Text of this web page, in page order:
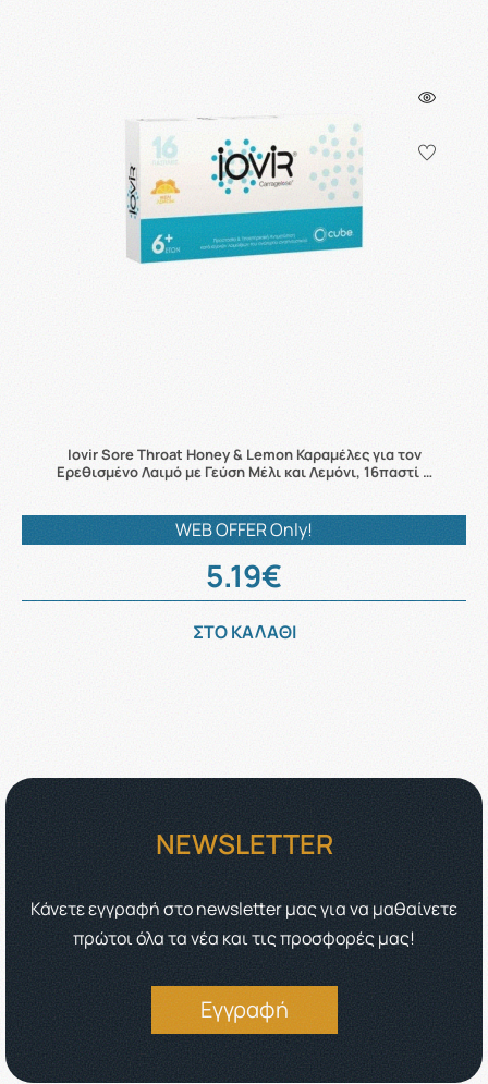
Iovir Sore Throat Honey & Lemon Καραμέλες για τον
Ερεθισμένο Λαιμό με Γεύση Μέλι και Λεμόνι, 16παστί …
WEB OFFER Only!
5.19€
ΣΤΟ ΚΑΛΑΘΙ
NEWSLETTER
Κάνετε εγγραφή στο newsletter μας για να μαθαίνετε
πρώτοι όλα τα νέα και τις προσφορές μας!
Εγγραφή